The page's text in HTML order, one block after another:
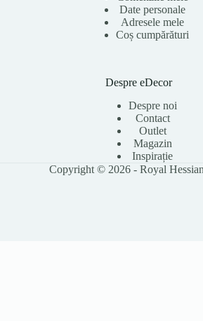
Date personale
Adresele mele
Coș cumpărături
Despre eDecor
Despre noi
Contact
Outlet
Magazin
Inspirație
Copyright © 2026 - Royal